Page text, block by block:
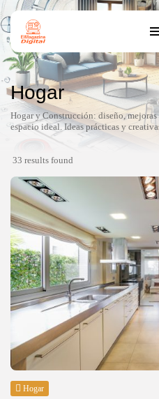
Hogar
Hogar y Construcción: diseño,
espacio ideal. Ideas prácticas y
33 results found
Hogar